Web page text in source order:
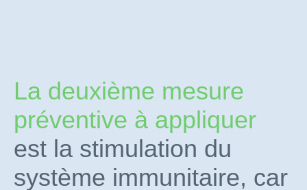
La deuxième mesure
préventive à appliquer
est la stimulation du
système immunitaire, car